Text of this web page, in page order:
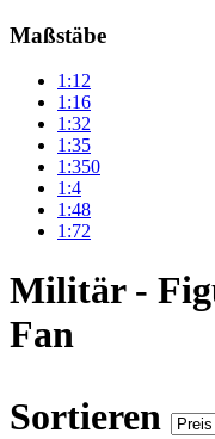
Maßstäbe
1:12
1:16
1:32
1:35
1:350
1:4
1:48
1:72
Militär -
Fan
Sortieren